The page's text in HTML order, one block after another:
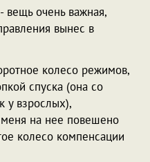
вещь очень важная,
вынес в
колесо режимов,
спуска (она со
у взрослых),
меня на нее повешено
колесо компенсации